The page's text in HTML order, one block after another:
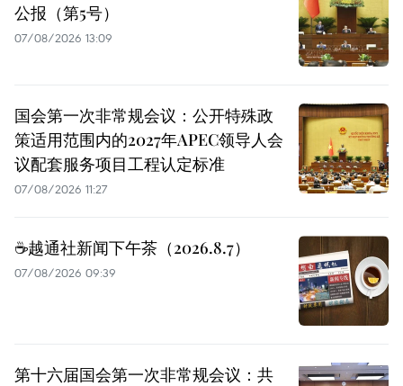
公报（第5号）
07/08/2026 13:09
国会第一次非常规会议：公开特殊政
策适用范围内的2027年APEC领导人会
议配套服务项目工程认定标准
07/08/2026 11:27
☕️越通社新闻下午茶（2026.8.7）
07/08/2026 09:39
第十六届国会第一次非常规会议：共